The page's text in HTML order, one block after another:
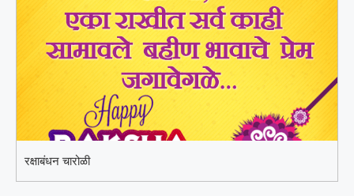
रक्षाबंधन चारोळी